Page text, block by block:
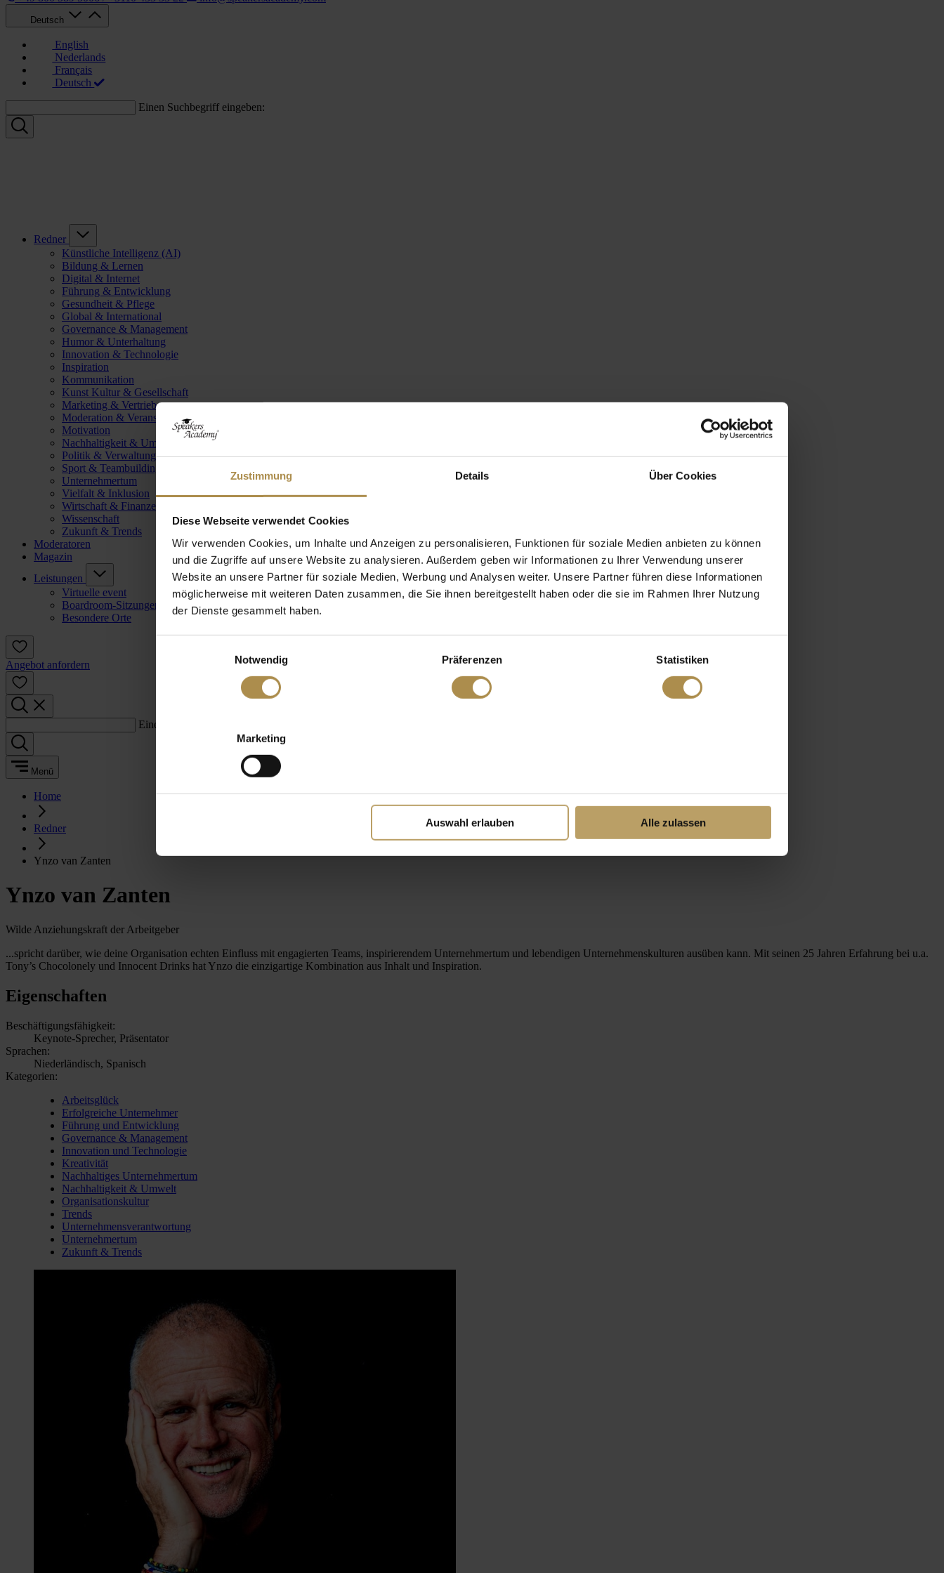
Zustimmung Details Über Cookies
Diese Webseite verwendet Cookies
Wir verwenden Cookies, um Inhalte und Anzeigen zu personalisieren, Funktionen für soziale Medien anbieten zu können
und die Zugriffe auf unsere Website zu analysieren. Außerdem geben wir Informationen zu Ihrer Verwendung unserer
Website an unsere Partner für soziale Medien, Werbung und Analysen weiter. Unsere Partner führen diese Informationen
möglicherweise mit weiteren Daten zusammen, die Sie ihnen bereitgestellt haben oder die sie im Rahmen Ihrer Nutzung
der Dienste gesammelt haben.
Notwendig
Präferenzen Statistiken
Marketing
Auswahl erlauben Alle zulassen
Deutsch
English
Nederlands
Français
Deutsch
Einen Suchbegriff eingeben:
Redner
Künstliche Intelligenz (AI)
Bildung & Lernen
Digital & Internet
Führung & Entwicklung
Gesundheit & Pflege
Global & International
Governance & Management
Humor & Unterhaltung
Innovation & Technologie
Inspiration
Kommunikation
Kunst Kultur & Gesellschaft
Marketing & Vertrieb
Moderation & Veranstaltungsleitung
Motivation
Nachhaltigkeit & Umwelt
Politik & Verwaltung
Sport & Teambuilding
Unternehmertum
Vielfalt & Inklusion
Wirtschaft & Finanzen
Wissenschaft
Zukunft & Trends
Moderatoren
Magazin
Leistungen
Virtuelle event
Boardroom-Sitzungen
Besondere Orte
Angebot anfordern
Einen Suchbegriff eingeben:
Menü
Home
Redner
Ynzo van Zanten
Ynzo van Zanten
Wilde Anziehungskraft der Arbeitgeber
...spricht darüber, wie deine Organisation echten Einfluss mit engagierten Teams, inspirierendem Unternehmertum und lebendigen Unternehmenskulturen ausüben kann. Mit seinen 25 Jahren Erfahrung bei u.a.
Tony’s Chocolonely und Innocent Drinks hat Ynzo die einzigartige Kombination aus Inhalt und Inspiration.
Eigenschaften
Beschäftigungsfähigkeit:
Keynote-Sprecher, Präsentator
Sprachen:
Niederländisch, Spanisch
Kategorien:
Arbeitsglück
Erfolgreiche Unternehmer
Führung und Entwicklung
Governance & Management
Innovation und Technologie
Kreativität
Nachhaltiges Unternehmertum
Nachhaltigkeit & Umwelt
Organisationskultur
Trends
Unternehmensverantwortung
Unternehmertum
Zukunft & Trends